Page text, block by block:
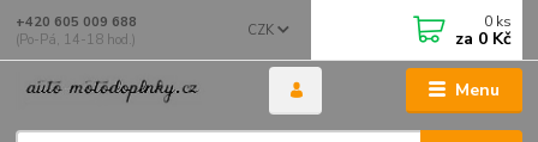
Menu
CZK
+420 605 009 688
(Po-Pá, 14-18 hod.)
0 ks
za 0 Kč